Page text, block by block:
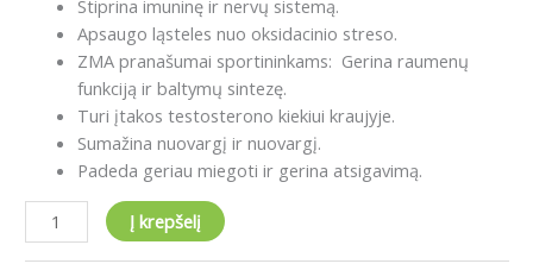
Stiprina imuninę ir nervų sistemą.
Apsaugo ląsteles nuo oksidacinio streso.
ZMA pranašumai sportininkams: Gerina raumenų
funkciją ir baltymų sintezę.
Turi įtakos testosterono kiekiui kraujyje.
Sumažina nuovargį ir nuovargį.
Padeda geriau miegoti ir gerina atsigavimą.
Į krepšelį